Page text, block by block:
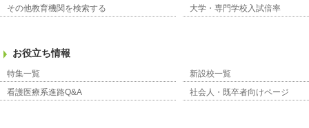
その他教育機関を検索する
大学・専門学校入試倍率
お役立ち情報
特集一覧
新設校一覧
看護医療系進路Q&A
社会人・既卒者向けページ